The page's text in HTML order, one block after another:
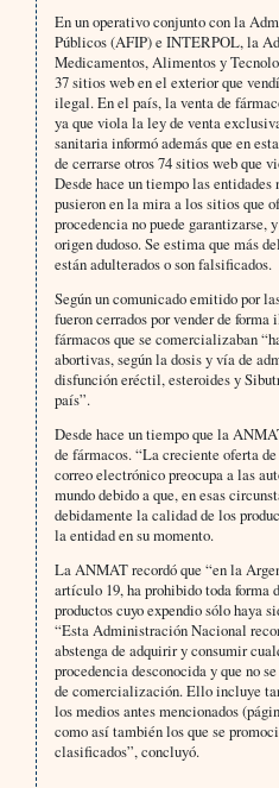
En un operativo conjunto con la
Públicos (AFIP) e INTERPOL, la
Medicamentos, Alimentos y
37 sitios web en el exterior que
ilegal. En el país, la venta de
ya que viola la ley de venta
sanitaria informó además que en
de cerrarse otros 74 sitios web que
Desde hace un tiempo las
pusieron en la mira a los sitios que
procedencia no puede garantizarse,
origen dudoso. Se estima que más
están adulterados o son falsificados.
Según un comunicado emitido por
fueron cerrados por vender de
fármacos que se comercializaban
abortivas, según la dosis y vía de
disfunción eréctil, esteroides y
país”.
Desde hace un tiempo que la
de fármacos. “La creciente oferta
correo electrónico preocupa a las
mundo debido a que, en esas
debidamente la calidad de los
la entidad en su momento.
La ANMAT recordó que “en la
artículo 19, ha prohibido toda forma
productos cuyo expendio sólo haya
“Esta Administración Nacional
abstenga de adquirir y consumir
procedencia desconocida y que no
de comercialización. Ello incluye
los medios antes mencionados
como así también los que se
clasificados”, concluyó.